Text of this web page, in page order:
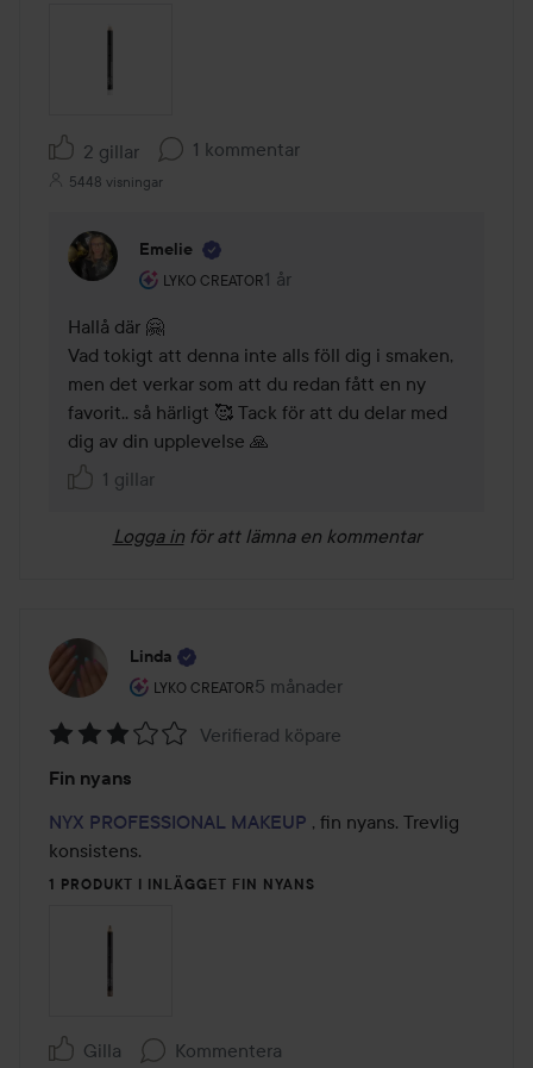
2 gillar 1 kommentar
5448 visningar
Emelie
LYKO CREATOR
Användarens roll: Lyko Creator.
1 år
Kommentaren lades 1 år
Hallå där 🤗
Vad tokigt att denna inte alls föll dig i smaken,
men det verkar som att du redan fått en ny
favorit.. så härligt 🥰 Tack för att du delar med
dig av din upplevelse 🙏
1 gillar
Logga in för att lämna en kommentar
Linda
LYKO CREATOR
Användarens roll: Lyko Creator.
5 månader
Inlägget skapades 5 månader
3
av
5
Verifierad köpare
Fin nyans
NYX PROFESSIONAL MAKEUP , fin nyans. Trevlig
konsistens.
1 PRODUKT I INLÄGGET FIN NYANS
Gilla Kommentera